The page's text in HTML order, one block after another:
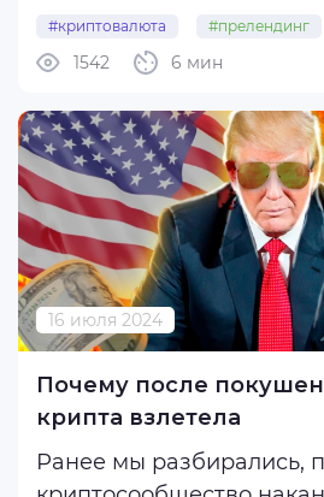
криптовалюты и найдете
наполнения прелендов.
Одна из главных
криптовалютной
свежесть и ...
#криптовалюта #прелендинг
6 мин
1542
16 июля 2024
Почему после
крипта взлетела
Ранее мы разбирались,